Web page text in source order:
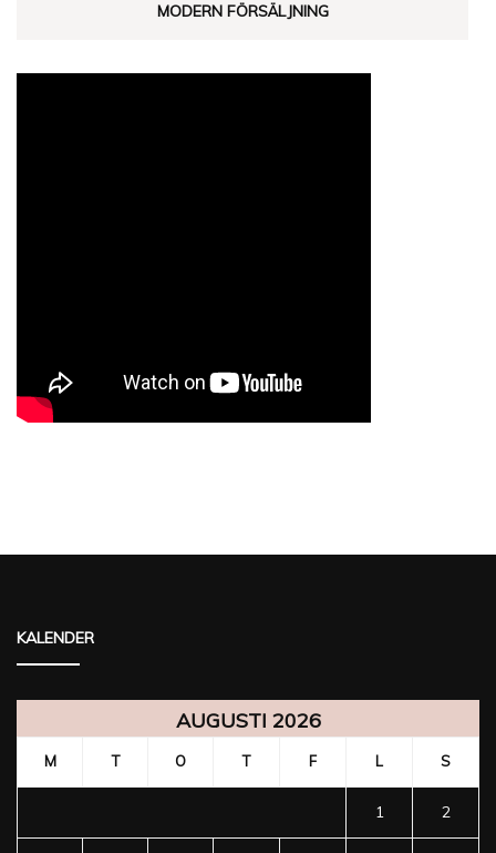
MODERN FÖRSÄLJNING
KALENDER
AUGUSTI 2026
M T O T F L S
1 2